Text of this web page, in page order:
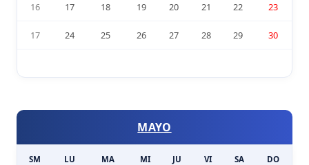
16 17 18 19 20 21 22 23
17 24 25 26 27 28 29 30
MAYO
SM LU MA MI JU VI SA DO